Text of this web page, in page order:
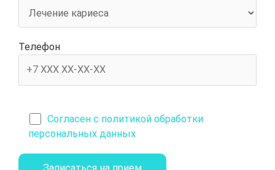
Телефон
Согласен с политикой обработки
персональных данных